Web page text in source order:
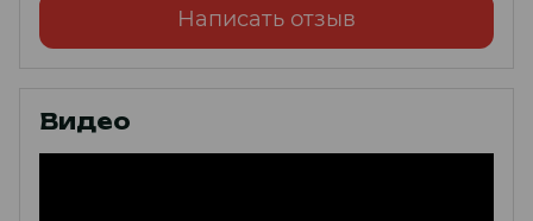
Написать отзыв
Видео